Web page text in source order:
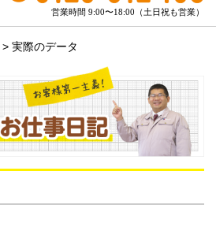
営業時間 9:00〜18:00（土日祝も営業）
> 実際のデータ